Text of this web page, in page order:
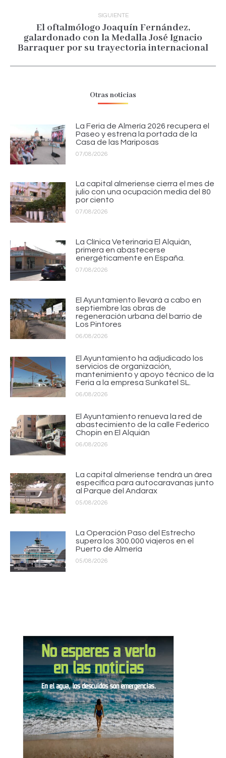
SIGUIENTE
Publicación
siguiente:
El oftalmólogo Joaquín Fernández,
galardonado con la Medalla José Ignacio
Barraquer por su trayectoria internacional
Otras noticias
La Feria de Almería 2026 recupera el
Paseo y estrena la portada de la
Casa de las Mariposas
07/08/2026
La capital almeriense cierra el mes de
julio con una ocupación media del 80
por ciento
07/08/2026
La Clínica Veterinaria El Alquián,
primera en abastecerse
energéticamente en España.
07/08/2026
El Ayuntamiento llevará a cabo en
septiembre las obras de
regeneración urbana del barrio de
Los Pintores
06/08/2026
El Ayuntamiento ha adjudicado los
servicios de organización,
mantenimiento y apoyo técnico de la
Feria a la empresa Sunkatel SL.
06/08/2026
El Ayuntamiento renueva la red de
abastecimiento de la calle Federico
Chopin en El Alquián
06/08/2026
La capital almeriense tendrá un área
específica para autocaravanas junto
al Parque del Andarax
05/08/2026
La Operación Paso del Estrecho
supera los 300.000 viajeros en el
Puerto de Almería
05/08/2026